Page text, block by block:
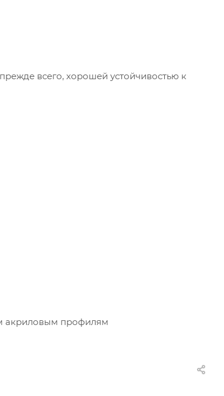
всего, хорошей устойчивостью к
акриловым профилям